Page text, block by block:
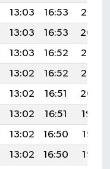
13:03 16:53
20:05
13:03 16:53
20:04
13:03 16:52
20:03
13:02 16:52
20:02
13:02 16:51
20:00
13:02 16:51
19:59
13:02 16:50
19:58
13:02 16:50
19:56